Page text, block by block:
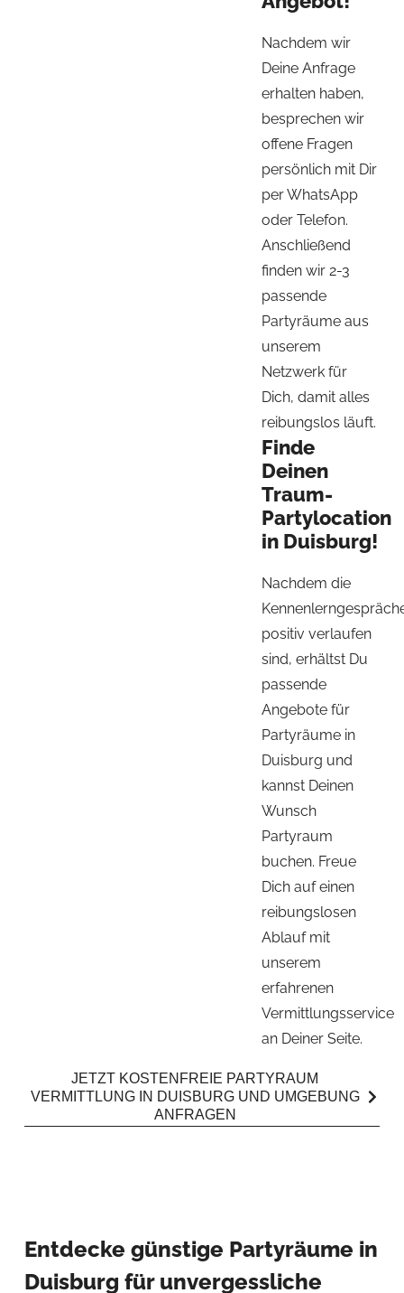
Nachdem wir
Deine Anfrage
erhalten haben,
besprechen wir
offene Fragen
persönlich mit Dir
per WhatsApp
oder Telefon.
Anschließend
finden wir 2-3
passende
Partyräume aus
unserem
Netzwerk für
Dich, damit alles
reibungslos läuft.
Finde
Deinen
Traum-
Partylocation
in Duisburg!
Nachdem die
positiv verlaufen
sind, erhältst Du
passende
Angebote für
Partyräume in
Duisburg und
kannst Deinen
Wunsch
Partyraum
buchen. Freue
Dich auf einen
reibungslosen
Ablauf mit
unserem
erfahrenen
Vermittlungsservice
an Deiner Seite.
JETZT KOSTENFREIE PARTYRAUM
VERMITTLUNG IN DUISBURG UND UMGEBUNG
ANFRAGEN
Entdecke günstige Partyräume in
Duisburg für unvergessliche